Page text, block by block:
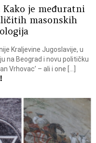
Kako je međuratni
masonskih
Kraljevine Jugoslavije, u
na Beograd i novu političku
Vrhovac’ – ali i one […]